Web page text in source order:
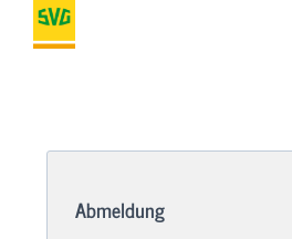
Abmeldung